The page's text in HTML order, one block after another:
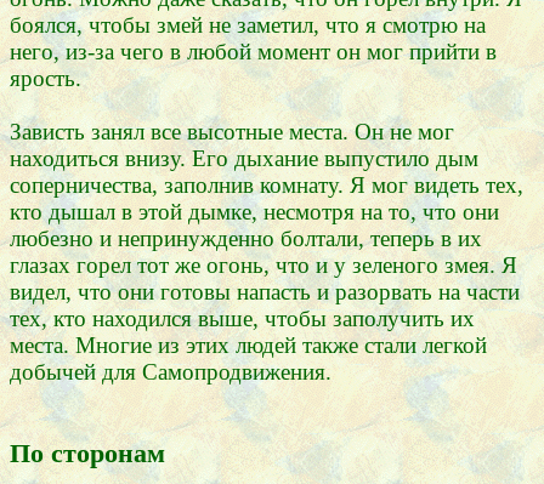
боялся, чтобы змей не заметил, что я смотрю на
него, из-за чего в любой момент он мог прийти в
ярость.
Зависть занял все высотные места. Он не мог
находиться внизу. Его дыхание выпустило дым
соперничества, заполнив комнату. Я мог видеть тех,
кто дышал в этой дымке, несмотря на то, что они
любезно и непринужденно болтали, теперь в их
глазах горел тот же огонь, что и у зеленого змея. Я
видел, что они готовы напасть и разорвать на части
тех, кто находился выше, чтобы заполучить их
места. Многие из этих людей также стали легкой
добычей для Самопродвижения.
По сторонам